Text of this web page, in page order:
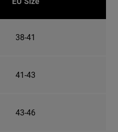
38-41
41-43
43-46